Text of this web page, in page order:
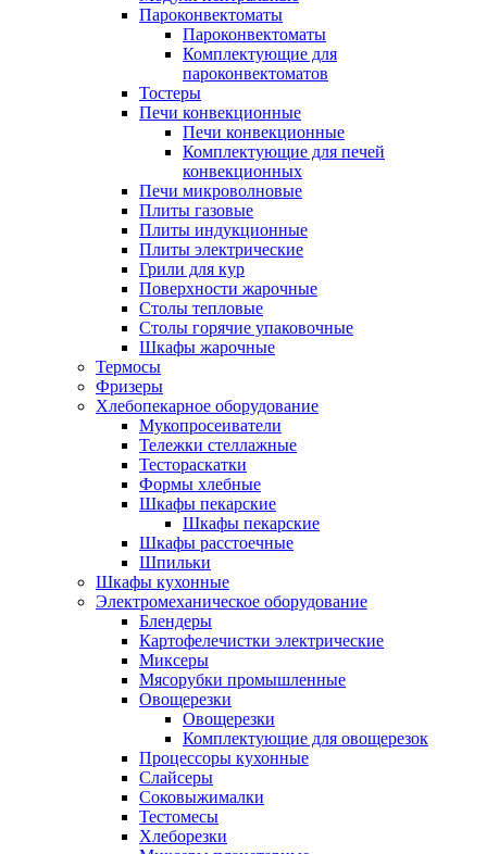
Пароконвектоматы
Пароконвектоматы
Комплектующие для
пароконвектоматов
Тостеры
Печи конвекционные
Печи конвекционные
Комплектующие для печей
конвекционных
Печи микроволновые
Плиты газовые
Плиты индукционные
Плиты электрические
Грили для кур
Поверхности жарочные
Столы тепловые
Столы горячие упаковочные
Шкафы жарочные
Термосы
Фризеры
Хлебопекарное оборудование
Мукопросеиватели
Тележки стеллажные
Тестораскатки
Формы хлебные
Шкафы пекарские
Шкафы пекарские
Шкафы расстоечные
Шпильки
Шкафы кухонные
Электромеханическое оборудование
Блендеры
Картофелечистки электрические
Миксеры
Мясорубки промышленные
Овощерезки
Овощерезки
Комплектующие для овощерезок
Процессоры кухонные
Слайсеры
Соковыжималки
Тестомесы
Хлеборезки